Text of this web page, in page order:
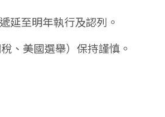
延至明年執行及認列。
、美國選舉）保持謹慎。